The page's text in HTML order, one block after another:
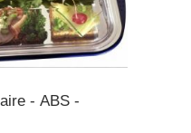
- ABS -